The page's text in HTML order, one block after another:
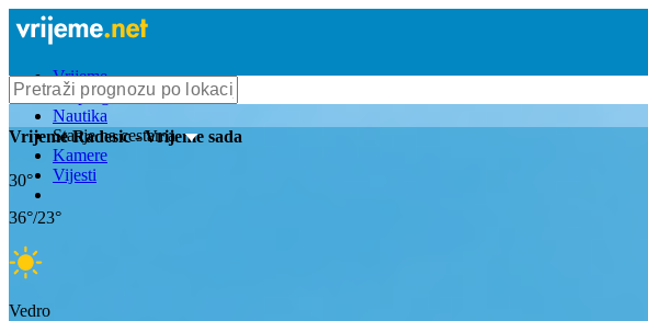
Vrijeme
Bioprognoza
Nautika
Stanje na cestama
Kamere
Vijesti
VrijemeRadesic- Vrijeme sada
30°
36°/23°
Vedro